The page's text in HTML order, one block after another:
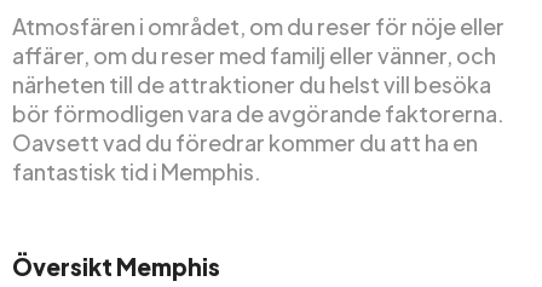
Atmosfären i området, om du reser för nöje eller
affärer, om du reser med familj eller vänner, och
närheten till de attraktioner du helst vill besöka
bör förmodligen vara de avgörande faktorerna.
Oavsett vad du föredrar kommer du att ha en
fantastisk tid i Memphis.
Översikt Memphis